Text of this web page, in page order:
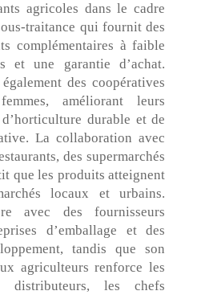
agricoles dans le cadre
traitance qui fournit des
complémentaires à faible
et une garantie d’achat.
des coopératives
améliorant leurs
durable et de
La collaboration avec
des supermarchés
que les produits atteignent
locaux et urbains.
avec des fournisseurs
d’emballage et des
tandis que son
agriculteurs renforce les
distributeurs, les chefs